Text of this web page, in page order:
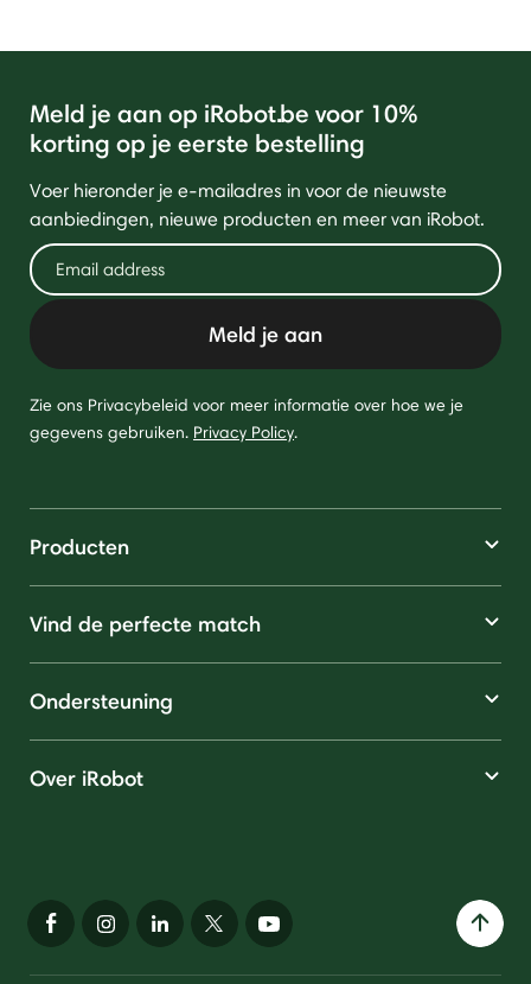
Meld je aan op iRobot.be voor 10%
korting op je eerste bestelling
Voer hieronder je e-mailadres in voor de nieuwste
aanbiedingen, nieuwe producten en meer van iRobot.
Meld je aan
Zie ons Privacybeleid voor meer informatie over hoe we je
gegevens gebruiken. Privacy Policy.
Producten
Vind de perfecte match
Ondersteuning
Over iRobot